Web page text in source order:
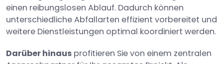
einen reibungslosen Ablauf. Dadurch können
unterschiedliche Abfallarten effizient vorbereitet und
weitere Dienstleistungen optimal koordiniert werden.
Darüber hinaus profitieren Sie von einem zentralen